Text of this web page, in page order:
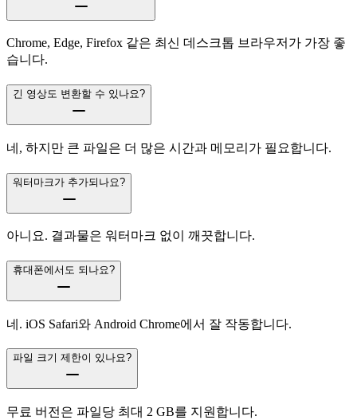
Chrome, Edge, Firefox 같은 최신 데스크톱 브라우저가 가장 좋
습니다.
긴 영상도 변환할 수 있나요?
네, 하지만 큰 파일은 더 많은 시간과 메모리가 필요합니다.
워터마크가 추가되나요?
아니요. 결과물은 워터마크 없이 깨끗합니다.
휴대폰에서도 되나요?
네. iOS Safari와 Android Chrome에서 잘 작동합니다.
파일 크기 제한이 있나요?
무료 버전은 파일당 최대 2 GB를 지원합니다.